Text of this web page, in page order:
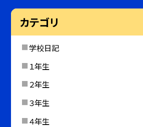
カテゴリ
学校日記
１年生
２年生
３年生
４年生